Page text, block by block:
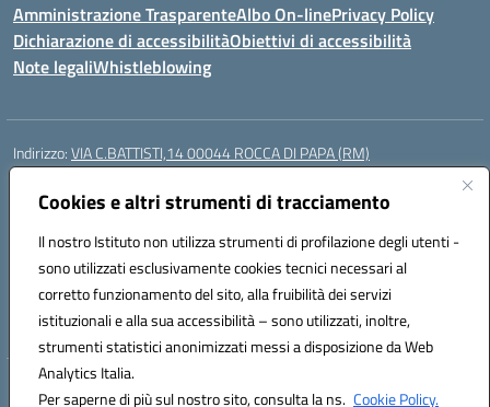
Cookies e altri strumenti di tracciamento
Il nostro Istituto non utilizza strumenti di profilazione degli utenti -
sono utilizzati esclusivamente cookies tecnici necessari al
corretto funzionamento del sito, alla fruibilità dei servizi
istituzionali e alla sua accessibilità – sono utilizzati, inoltre,
strumenti statistici anonimizzati messi a disposizione da Web
Analytics Italia.
Per saperne di più sul nostro sito, consulta la ns. Cookie Policy.
Amministrazione TrasparenteAlbo On-linePrivacy Policy
Dichiarazione di accessibilitàObiettivi di accessibilità
Note legaliWhistleblowing
Indirizzo:VIA C.BATTISTI,14 00044 ROCCA DI PAPA (RM)
Centralino:
Posta elettronica certificata (PEC):rmic8aq00n@pec.istruzione.it
Codice fiscale: 84002620585
Codice meccanografico:RMIC8AQ00N
Codice Indice delle Pubbliche Amministrazioni (IPA): istsc_rmic8aq00n
Codice unico di fatturazione (CUF): 7JVJUU
Hosting & Powered by 3D Solution S.r.l.